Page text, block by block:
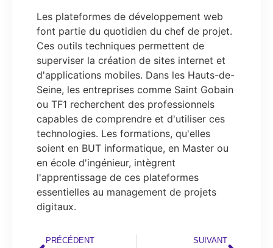
Les plateformes de développement web
font partie du quotidien du chef de projet.
Ces outils techniques permettent de
superviser la création de sites internet et
d'applications mobiles. Dans les Hauts-de-
Seine, les entreprises comme Saint Gobain
ou TF1 recherchent des professionnels
capables de comprendre et d'utiliser ces
technologies. Les formations, qu'elles
soient en BUT informatique, en Master ou
en école d'ingénieur, intègrent
l'apprentissage de ces plateformes
essentielles au management de projets
digitaux.
PRÉCÉDENT SUIVANT